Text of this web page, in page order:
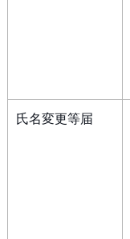
氏名変更等届